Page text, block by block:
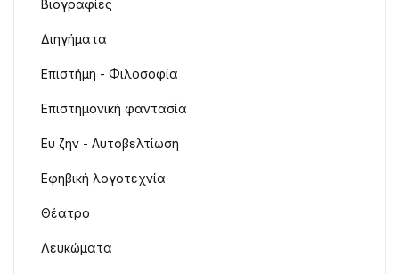
Βιογραφίες
Διηγήματα
Επιστήμη - Φιλοσοφία
Επιστημονική φαντασία
Ευ ζην - Αυτοβελτίωση
Εφηβική λογοτεχνία
Θέατρο
Λευκώματα